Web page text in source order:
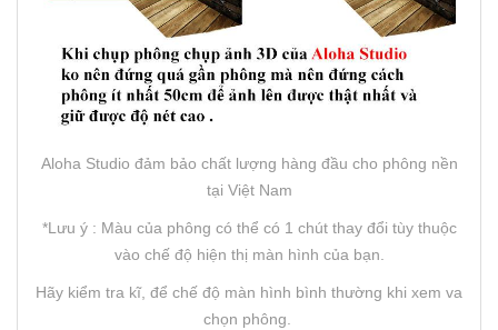
Aloha Studio đảm bảo chất lượng hàng đầu cho phông nền
tại Việt Nam
*Lưu ý : Màu của phông có thể có 1 chút thay đổi tùy thuộc
vào chế độ hiện thị màn hình của bạn.
Hãy kiểm tra kĩ, để chế độ màn hình bình thường khi xem va
chọn phông.